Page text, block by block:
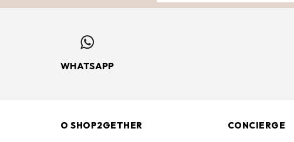
WHATSAPP
O SHOP2GETHER CONCIERGE